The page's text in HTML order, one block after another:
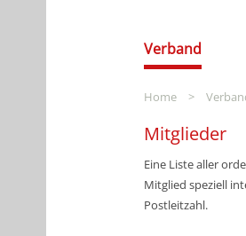
Verband
Home >
Mitglieder
Eine Liste aller
Mitglied speziell
Postleitzahl.